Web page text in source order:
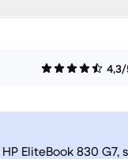
EliteBook 830